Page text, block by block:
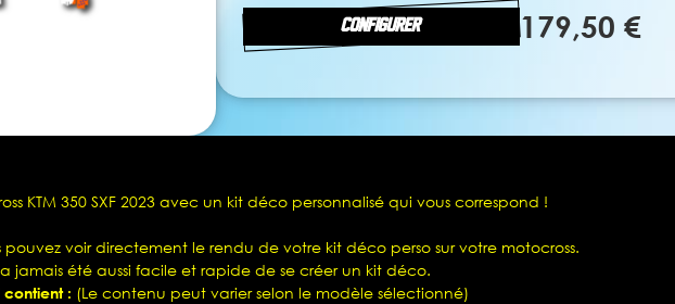
CONFIGURER 179,50 €
KTM 350 SXF 2023 avec un kit déco personnalisé qui vous correspond !
pouvez voir directement le rendu de votre kit déco perso sur votre motocross.
jamais été aussi facile et rapide de se créer un kit déco.
contient : (Le contenu peut varier selon le modèle sélectionné)